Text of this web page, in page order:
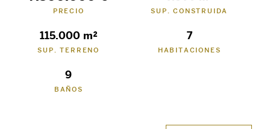
PRECIO SUP. CONSTRUIDA
115.000 m²
SUP. TERRENO
7
HABITACIONES
9
BAÑOS